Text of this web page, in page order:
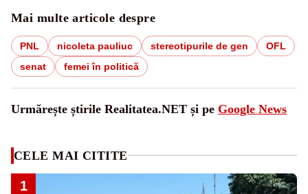
Mai multe articole despre
PNL nicoleta pauliuc stereotipurile de gen
OFL
senat
femei în politică
Urmărește știrile Realitatea.NET și pe Google News
CELE MAI CITITE
1